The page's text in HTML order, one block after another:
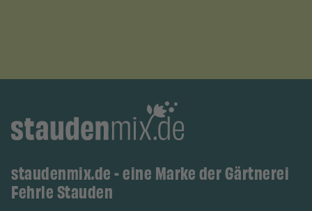
staudenmix.de - eine Marke der Gärtnerei
Fehrle Stauden